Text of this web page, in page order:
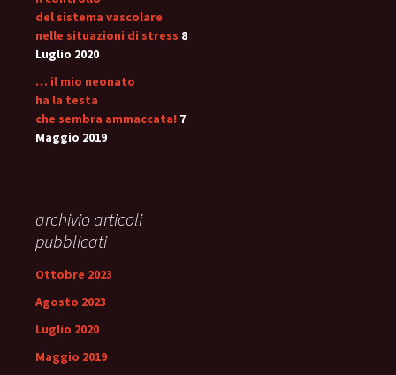
del sistema vascolare
nelle situazioni di stress 8
Luglio 2020
… il mio neonato
ha la testa
che sembra ammaccata! 7
Maggio 2019
archivio articoli
pubblicati
Ottobre 2023
Agosto 2023
Luglio 2020
Maggio 2019